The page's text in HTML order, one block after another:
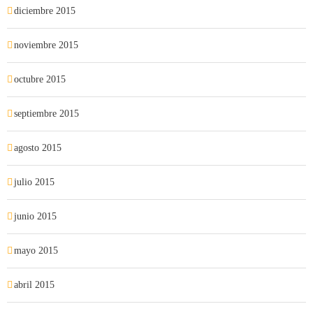
diciembre 2015
noviembre 2015
octubre 2015
septiembre 2015
agosto 2015
julio 2015
junio 2015
mayo 2015
abril 2015